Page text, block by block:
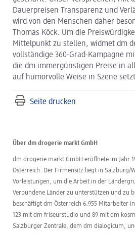
Dauerpreisen Transparenz und
wird von den Menschen daher
Thomas Köck. Um die
Mittelpunkt zu stellen, widmet dm
vollständige 360-Grad-Kampagne
die dm immergünstigen Preise in
auf humorvolle Weise in Szene
Seite drucken
Über dm drogerie markt GmbH
dm drogerie markt GmbH eröffnete im Jahr
Österreich. Der Firmensitz liegt in Salzburg/
Vorleistungen, um die Arbeit in der
Verbundene Länder zu unterstützen und zu
beschäftigt dm Österreich 6.955 Mitarbeiter
123 mit dm friseurstudio und 89 mit dm
Salzburger Zentrale, dem dm dialogicum,